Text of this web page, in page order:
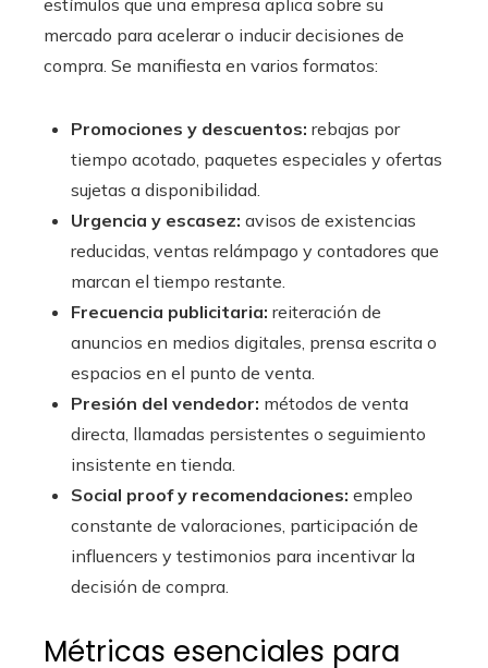
estímulos que una empresa aplica sobre su
mercado para acelerar o inducir decisiones de
compra. Se manifiesta en varios formatos:
Promociones y descuentos: rebajas por
tiempo acotado, paquetes especiales y ofertas
sujetas a disponibilidad.
Urgencia y escasez: avisos de existencias
reducidas, ventas relámpago y contadores que
marcan el tiempo restante.
Frecuencia publicitaria: reiteración de
anuncios en medios digitales, prensa escrita o
espacios en el punto de venta.
Presión del vendedor: métodos de venta
directa, llamadas persistentes o seguimiento
insistente en tienda.
Social proof y recomendaciones: empleo
constante de valoraciones, participación de
influencers y testimonios para incentivar la
decisión de compra.
Métricas esenciales para